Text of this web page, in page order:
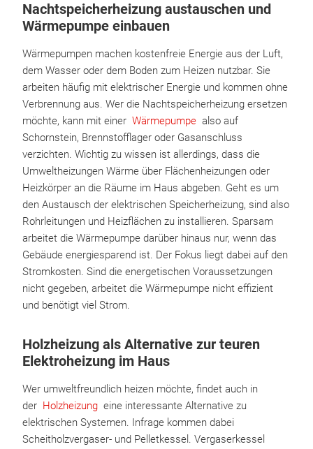
Nachtspeicherheizung austauschen und
Wärmepumpe einbauen
Wärmepumpen machen kostenfreie Energie aus der Luft,
dem Wasser oder dem Boden zum Heizen nutzbar. Sie
arbeiten häufig mit elektrischer Energie und kommen ohne
Verbrennung aus. Wer die Nachtspeicherheizung ersetzen
möchte, kann mit einer Wärmepumpe also auf
Schornstein, Brennstofflager oder Gasanschluss
verzichten. Wichtig zu wissen ist allerdings, dass die
Umweltheizungen Wärme über Flächenheizungen oder
Heizkörper an die Räume im Haus abgeben. Geht es um
den Austausch der elektrischen Speicherheizung, sind also
Rohrleitungen und Heizflächen zu installieren. Sparsam
arbeitet die Wärmepumpe darüber hinaus nur, wenn das
Gebäude energiesparend ist. Der Fokus liegt dabei auf den
Stromkosten. Sind die energetischen Voraussetzungen
nicht gegeben, arbeitet die Wärmepumpe nicht effizient
und benötigt viel Strom.
Holzheizung als Alternative zur teuren
Elektroheizung im Haus
Wer umweltfreundlich heizen möchte, findet auch in
der Holzheizung eine interessante Alternative zu
elektrischen Systemen. Infrage kommen dabei
Scheitholzvergaser- und Pelletkessel. Vergaserkessel